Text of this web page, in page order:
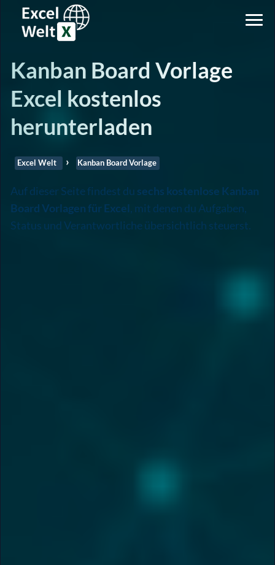
Kanban Board Vorlage
Excel kostenlos
herunterladen
Excel Welt Kanban Board Vorlage
Auf dieser Seite findest du sechs kostenlose Kanban
Board Vorlagen für Excel, mit denen du Aufgaben,
Status und Verantwortliche übersichtlich steuerst.